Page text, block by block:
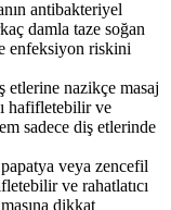
antibakteriyel
damla taze soğan
enfeksiyon riskini
etlerine nazikçe masaj
hafifletebilir ve
sadece diş etlerinde
veya zencefil
ve rahatlatıcı
dikkat